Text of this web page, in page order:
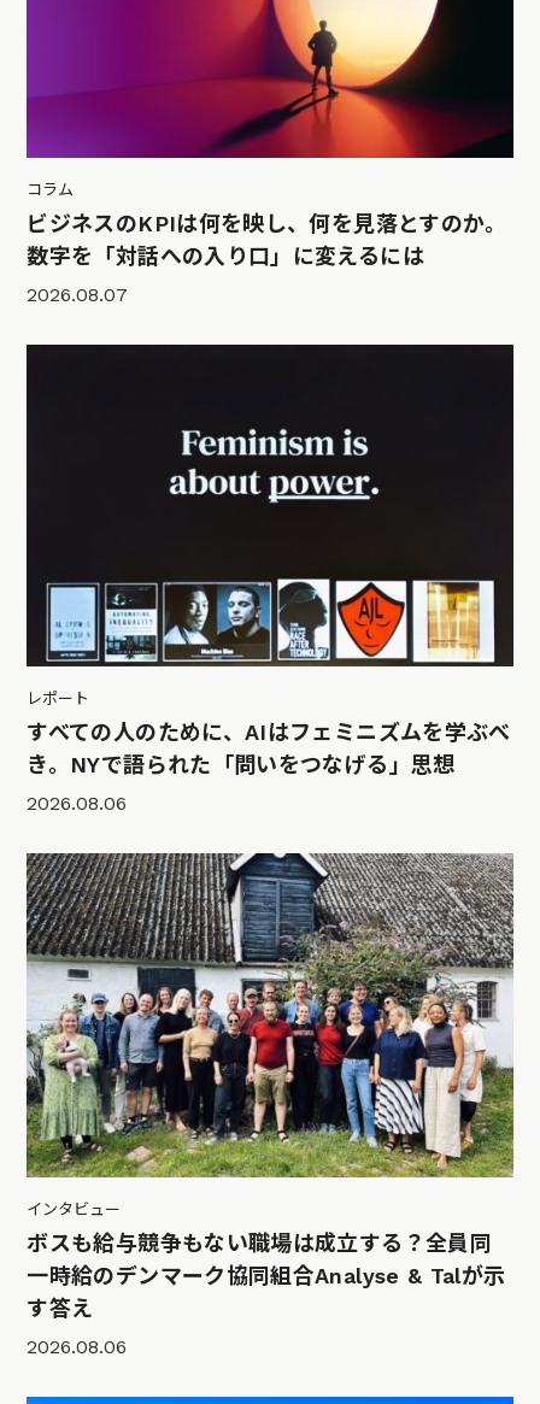
コラム
ビジネスのKPIは何を映し、何を見落とすのか。
数字を「対話への入り口」に変えるには
2026.08.07
レポート
すべての人のために、AIはフェミニズムを学ぶべ
き。NYで語られた「問いをつなげる」思想
2026.08.06
インタビュー
ボスも給与競争もない職場は成立する？全員同
一時給のデンマーク協同組合Analyse & Talが示
す答え
2026.08.06